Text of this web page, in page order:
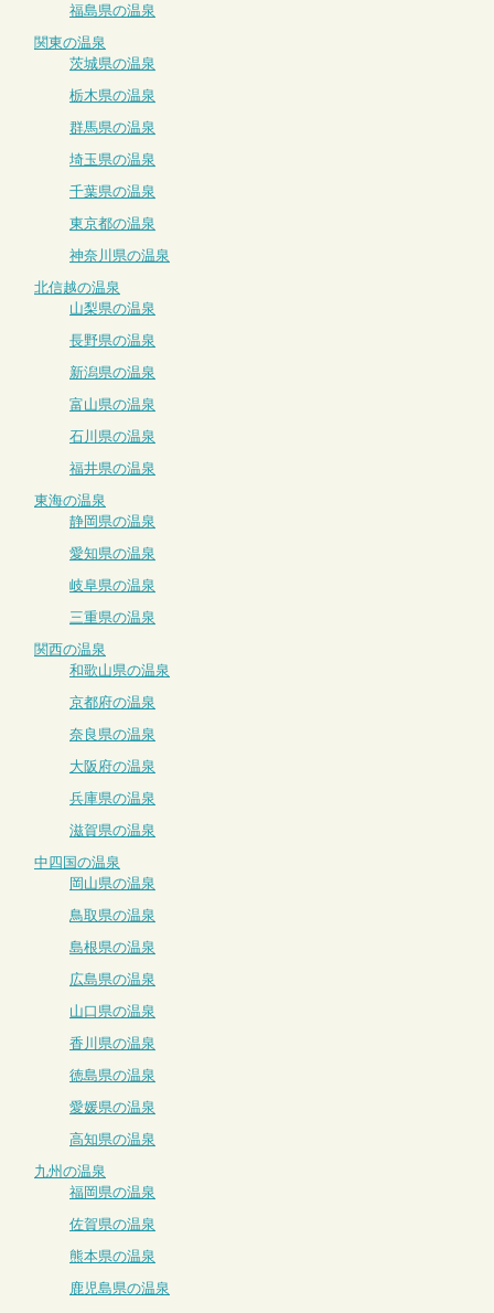
福島県の温泉
関東の温泉
茨城県の温泉
栃木県の温泉
群馬県の温泉
埼玉県の温泉
千葉県の温泉
東京都の温泉
神奈川県の温泉
北信越の温泉
山梨県の温泉
長野県の温泉
新潟県の温泉
富山県の温泉
石川県の温泉
福井県の温泉
東海の温泉
静岡県の温泉
愛知県の温泉
岐阜県の温泉
三重県の温泉
関西の温泉
和歌山県の温泉
京都府の温泉
奈良県の温泉
大阪府の温泉
兵庫県の温泉
滋賀県の温泉
中四国の温泉
岡山県の温泉
鳥取県の温泉
島根県の温泉
広島県の温泉
山口県の温泉
香川県の温泉
徳島県の温泉
愛媛県の温泉
高知県の温泉
九州の温泉
福岡県の温泉
佐賀県の温泉
熊本県の温泉
鹿児島県の温泉